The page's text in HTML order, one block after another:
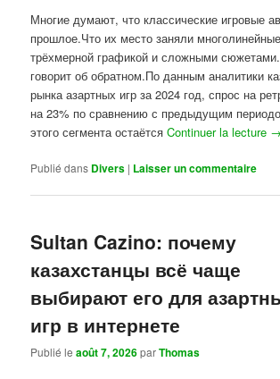
Многие думают, что классические игровые
прошлое.Что их место заняли
трёхмерной графикой и сложными
говорит об обратном.По данным аналитики
рынка азартных игр за 2024 год, спрос на
на 23% по сравнению с предыдущим
этого сегмента остаётсяContinuer la lecture →
Publié dans Divers | Laisser un commentaire
Sultan Cazino: почему
казахстанцы всё чаще
выбирают его для
игр в интернете
Publié leaoût 7, 2026parThomas